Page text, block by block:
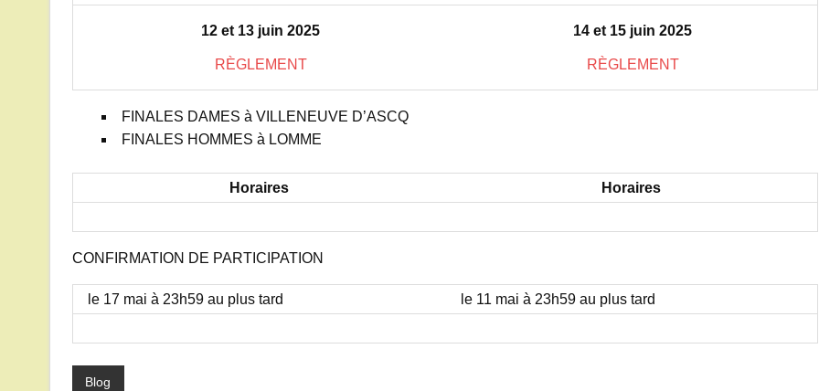
12 et 13 juin 2025
RÈGLEMENT
14 et 15 juin 2025
RÈGLEMENT
FINALES DAMES à VILLENEUVE D’ASCQ
FINALES HOMMES à LOMME
Horaires Horaires
CONFIRMATION DE PARTICIPATION
le 17 mai à 23h59 au plus tard le 11 mai à 23h59 au plus tard
Blog